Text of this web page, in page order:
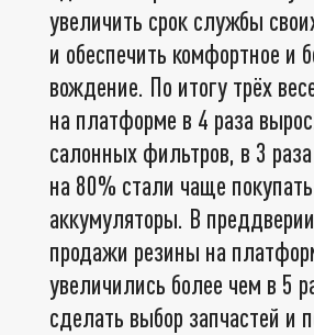
увеличить срок службы
и обеспечить комфортное и
вождение. По итогу трёх
на платформе в 4 раза
салонных фильтров, в 3
на 80% стали чаще
аккумуляторы. В
продажи резины на
увеличились более чем в 5
сделать выбор запчастей и